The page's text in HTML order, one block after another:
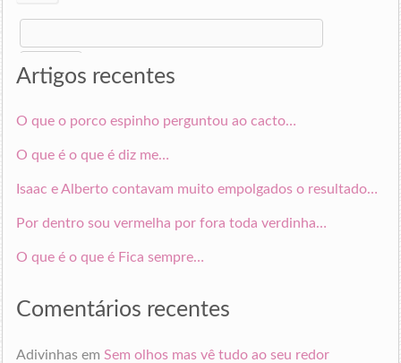
Search
for:
Artigos recentes
O que o porco espinho perguntou ao cacto…
O que é o que é diz me…
Isaac e Alberto contavam muito empolgados o resultado…
Por dentro sou vermelha por fora toda verdinha…
O que é o que é Fica sempre…
Comentários recentes
Adivinhasem Sem olhos mas vê tudo ao seu redor